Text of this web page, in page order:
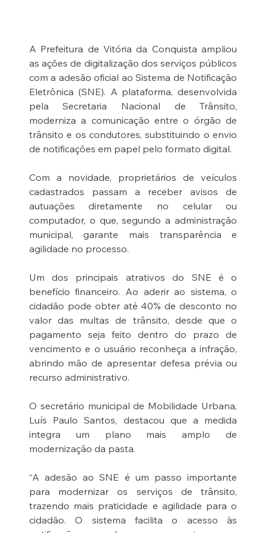
A Prefeitura de Vitória da Conquista ampliou
as ações de digitalização dos serviços públicos
com a adesão oficial ao Sistema de Notificação
Eletrônica (SNE). A plataforma, desenvolvida
pela Secretaria Nacional de Trânsito,
moderniza a comunicação entre o órgão de
trânsito e os condutores, substituindo o envio
de notificações em papel pelo formato digital.
Com a novidade, proprietários de veículos
cadastrados passam a receber avisos de
autuações diretamente no celular ou
computador, o que, segundo a administração
municipal, garante mais transparência e
agilidade no processo.
Um dos principais atrativos do SNE é o
benefício financeiro. Ao aderir ao sistema, o
cidadão pode obter até 40% de desconto no
valor das multas de trânsito, desde que o
pagamento seja feito dentro do prazo de
vencimento e o usuário reconheça a infração,
abrindo mão de apresentar defesa prévia ou
recurso administrativo.
O secretário municipal de Mobilidade Urbana,
Luís Paulo Santos, destacou que a medida
integra um plano mais amplo de
modernização da pasta.
“A adesão ao SNE é um passo importante
para modernizar os serviços de trânsito,
trazendo mais praticidade e agilidade para o
cidadão. O sistema facilita o acesso às